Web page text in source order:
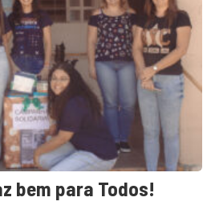
bem para Todos!